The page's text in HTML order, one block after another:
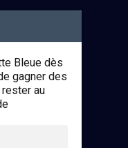
Bleue dès
gagner des
au